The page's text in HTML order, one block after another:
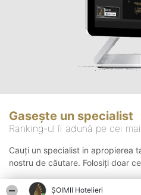
ȘOIMII Hotelieri
Gasește un specialist
Ranking-ul îi adună pe cei
Cauți un specialist in apropierea
nostru de căutare. Folosiți doar